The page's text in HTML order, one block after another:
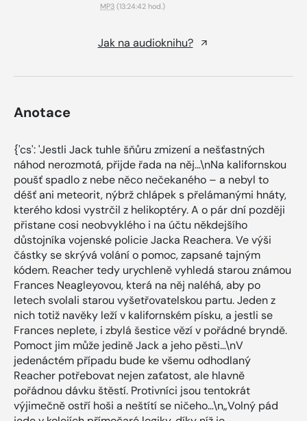
MP3 (13:24:42 hod.)
Jak na audioknihu?
Anotace
{'cs': 'Jestli Jack tuhle šňůru zmizení a nešťastných
náhod nerozmotá, přijde řada na něj…\nNa kalifornskou
poušť spadlo z nebe něco nečekaného – a nebyl to
déšť ani meteorit, nýbrž chlápek s přelámanými hnáty,
kterého kdosi vystrčil z helikoptéry. A o pár dní později
přistane cosi neobvyklého i na účtu někdejšího
důstojníka vojenské policie Jacka Reachera. Ve výši
částky se skrývá volání o pomoc, zapsané tajným
kódem. Reacher tedy urychleně vyhledá starou známou
Frances Neagleyovou, která na něj naléhá, aby po
letech svolali starou vyšetřovatelskou partu. Jeden z
nich totiž navěky leží v kalifornském písku, a jestli se
Frances neplete, i zbylá šestice vězí v pořádné bryndě.
Pomoct jim může jedině Jack a jeho pěsti…\nV
jedenáctém případu bude ke všemu odhodlaný
Reacher potřebovat nejen zaťatost, ale hlavně
pořádnou dávku štěstí. Protivníci jsou tentokrát
výjimečně ostří hoši a neštítí se ničeho…\n„Volný pád